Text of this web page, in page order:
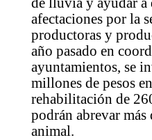
afectaciones por la
productoras y
año pasado en
ayuntamientos, se
millones de pesos
rehabilitación de
podrán abrevar
animal.